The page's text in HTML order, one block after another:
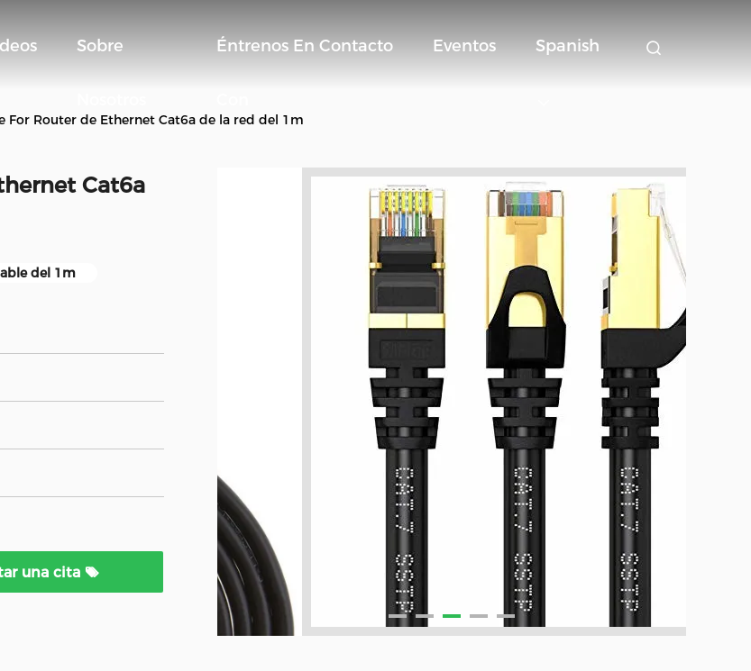
Sobre Éntrenos En Contacto Eventos Spanish
For Router de Ethernet Cat6a de la red del 1m
Cat6a
del 1m
una cita